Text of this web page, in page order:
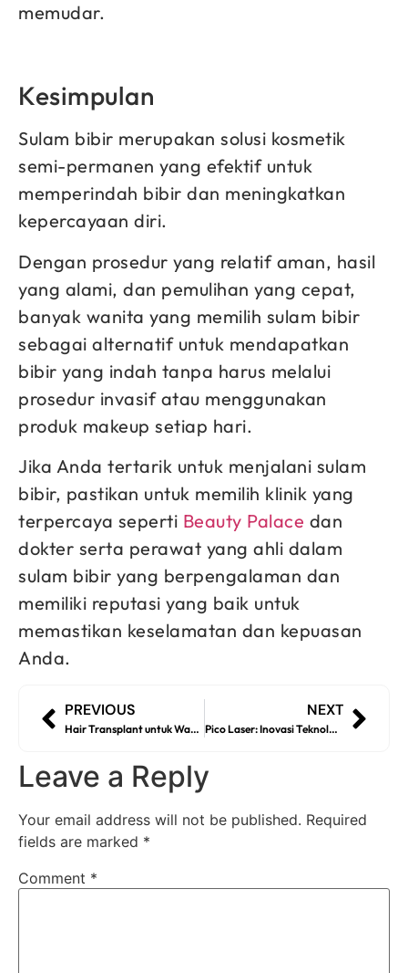
memudar.
Kesimpulan
Sulam bibir merupakan solusi kosmetik
semi-permanen yang efektif untuk
memperindah bibir dan meningkatkan
kepercayaan diri.
Dengan prosedur yang relatif aman, hasil
yang alami, dan pemulihan yang cepat,
banyak wanita yang memilih sulam bibir
sebagai alternatif untuk mendapatkan
bibir yang indah tanpa harus melalui
prosedur invasif atau menggunakan
produk makeup setiap hari.
Jika Anda tertarik untuk menjalani sulam
bibir, pastikan untuk memilih klinik yang
terpercaya seperti Beauty Palace dan
dokter serta perawat yang ahli dalam
sulam bibir yang berpengalaman dan
memiliki reputasi yang baik untuk
memastikan keselamatan dan kepuasan
Anda.
PREVIOUS
Hair Transplant untuk Wanita
NEXT
Pico Laser: Inovasi Teknologi Perawatan Kulit
Leave a Reply
Your email address will not be published. Required
fields are marked *
Comment *